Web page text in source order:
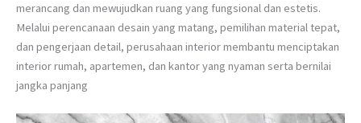
merancang dan mewujudkan ruang yang fungsional dan estetis.
Melalui perencanaan desain yang matang, pemilihan material tepat,
dan pengerjaan detail, perusahaan interior membantu menciptakan
interior rumah, apartemen, dan kantor yang nyaman serta bernilai
jangka panjang